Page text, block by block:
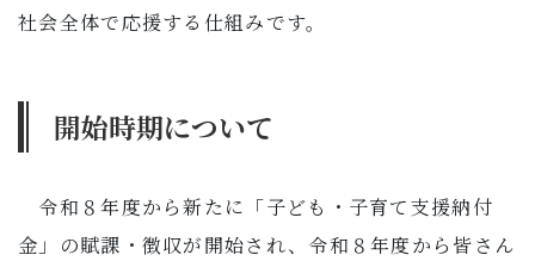
社会全体で応援する仕組みです。
開始時期について
令和８年度から新たに「子ども・子育て支援納付
金」の賦課・徴収が開始され、令和８年度から皆さん